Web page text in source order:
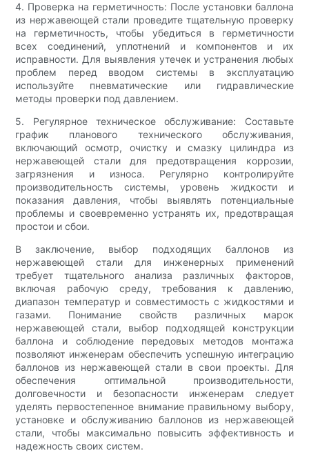
4. Проверка на герметичность: После установки баллона
из нержавеющей стали проведите тщательную проверку
на герметичность, чтобы убедиться в герметичности
всех соединений, уплотнений и компонентов и их
исправности. Для выявления утечек и устранения любых
проблем перед вводом системы в эксплуатацию
используйте пневматические или гидравлические
методы проверки под давлением.
5. Регулярное техническое обслуживание: Составьте
график планового технического обслуживания,
включающий осмотр, очистку и смазку цилиндра из
нержавеющей стали для предотвращения коррозии,
загрязнения и износа. Регулярно контролируйте
производительность системы, уровень жидкости и
показания давления, чтобы выявлять потенциальные
проблемы и своевременно устранять их, предотвращая
простои и сбои.
В заключение, выбор подходящих баллонов из
нержавеющей стали для инженерных применений
требует тщательного анализа различных факторов,
включая рабочую среду, требования к давлению,
диапазон температур и совместимость с жидкостями и
газами. Понимание свойств различных марок
нержавеющей стали, выбор подходящей конструкции
баллона и соблюдение передовых методов монтажа
позволяют инженерам обеспечить успешную интеграцию
баллонов из нержавеющей стали в свои проекты. Для
обеспечения оптимальной производительности,
долговечности и безопасности инженерам следует
уделять первостепенное внимание правильному выбору,
установке и обслуживанию баллонов из нержавеющей
стали, чтобы максимально повысить эффективность и
надежность своих систем.